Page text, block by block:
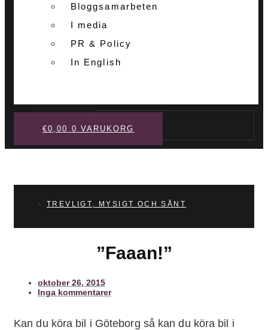
Bloggsamarbeten
I media
PR & Policy
In English
Sök
€0,00 0 VARUKORG
TREVLIGT, MYSIGT OCH SÅNT
”Faaan!”
oktober 26, 2015
Inga kommentarer
Kan du köra bil i Göteborg så kan du köra bil i